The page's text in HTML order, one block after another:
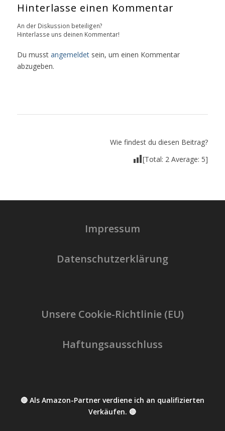
Hinterlasse einen Kommentar
An der Diskussion beteiligen?
Hinterlasse uns deinen Kommentar!
Du musst angemeldetsein, um einen Kommentar
abzugeben.
Wie findest du diesen Beitrag?
[Total: 2 Average: 5]
Impressum
Datenschutzerklärung
Unsere Cookie-Richtlinie (EU)
Haftungsausschluss
🔴 Als Amazon-Partner verdiene ich an qualifizierten
Verkäufen. 🔴